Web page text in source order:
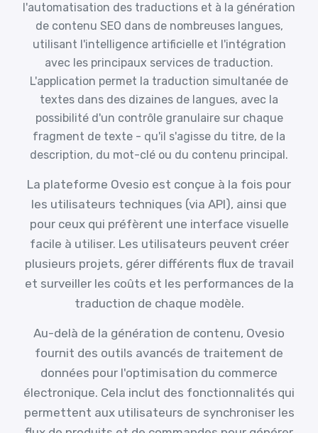
l'automatisation des traductions et à la génération
de contenu SEO dans de nombreuses langues,
utilisant l'intelligence artificielle et l'intégration
avec les principaux services de traduction.
L'application permet la traduction simultanée de
textes dans des dizaines de langues, avec la
possibilité d'un contrôle granulaire sur chaque
fragment de texte - qu'il s'agisse du titre, de la
description, du mot-clé ou du contenu principal.
La plateforme Ovesio est conçue à la fois pour
les utilisateurs techniques (via API), ainsi que
pour ceux qui préfèrent une interface visuelle
facile à utiliser. Les utilisateurs peuvent créer
plusieurs projets, gérer différents flux de travail
et surveiller les coûts et les performances de la
traduction de chaque modèle.
Au-delà de la génération de contenu, Ovesio
fournit des outils avancés de traitement de
données pour l'optimisation du commerce
électronique. Cela inclut des fonctionnalités qui
permettent aux utilisateurs de synchroniser les